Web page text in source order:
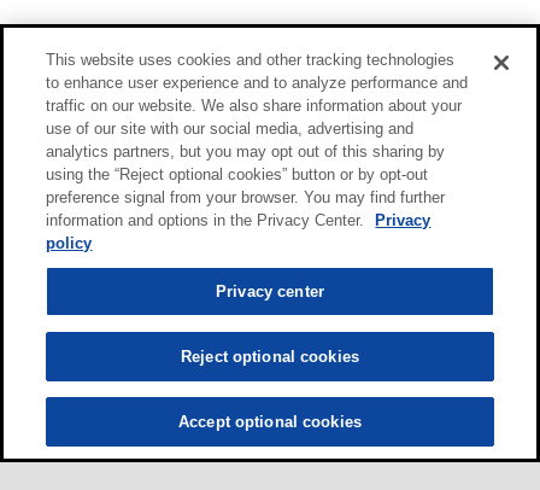
This website uses cookies and other tracking technologies
to enhance user experience and to analyze performance and
traffic on our website. We also share information about your
use of our site with our social media, advertising and
analytics partners, but you may opt out of this sharing by
using the “Reject optional cookies” button or by opt-out
preference signal from your browser. You may find further
information and options in the Privacy Center.
Privacy
policy
Privacy center
Reject optional cookies
Accept optional cookies